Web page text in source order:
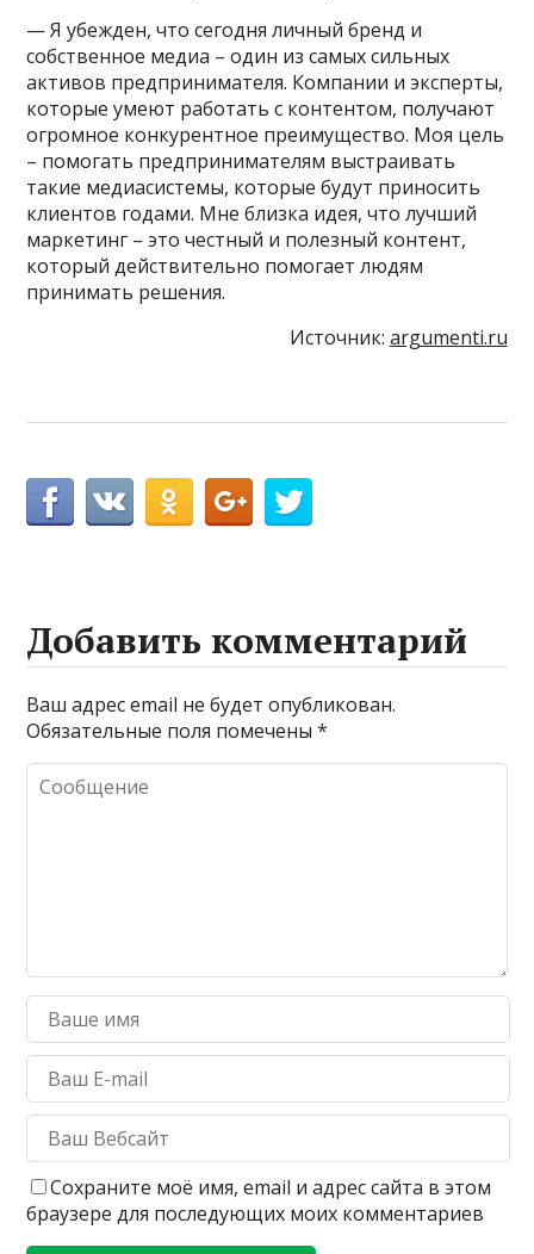
— Я убежден, что сегодня личный бренд и
собственное медиа – один из самых сильных
активов предпринимателя. Компании и эксперты,
которые умеют работать с контентом, получают
огромное конкурентное преимущество. Моя цель
– помогать предпринимателям выстраивать
такие медиасистемы, которые будут приносить
клиентов годами. Мне близка идея, что лучший
маркетинг – это честный и полезный контент,
который действительно помогает людям
принимать решения.
Источник: argumenti.ru
Добавить комментарий
Ваш адрес email не будет опубликован.
Обязательные поля помечены*
Сохраните моё имя, email и адрес сайта в этом
браузере для последующих моих комментариев